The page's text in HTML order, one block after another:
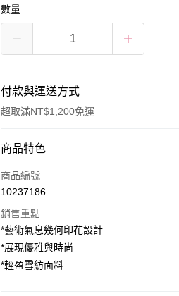
數量
付款與運送方式
超取滿NT$1,200免運
付款方式
信用卡一次付款
LINE Pay
Apple Pay
商品特色
商品編號
10237186
銷售重點
*藝術氣息幾何印花設計
*展現優雅與時尚
*輕盈雪紡面料